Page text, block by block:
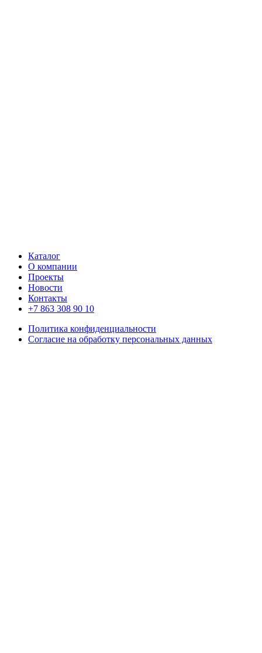
Каталог
О компании
Проекты
Новости
Контакты
+7 863 308 90 10
Политика конфиденциальности
Согласие на обработку персональных данных